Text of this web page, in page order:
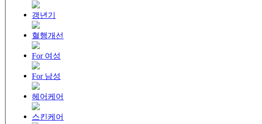
갱년기
혈행개선
For 여성
For 남성
헤어케어
스킨케어